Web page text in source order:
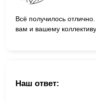
Всё получилось
вам и вашему коллективу.
Наш ответ: